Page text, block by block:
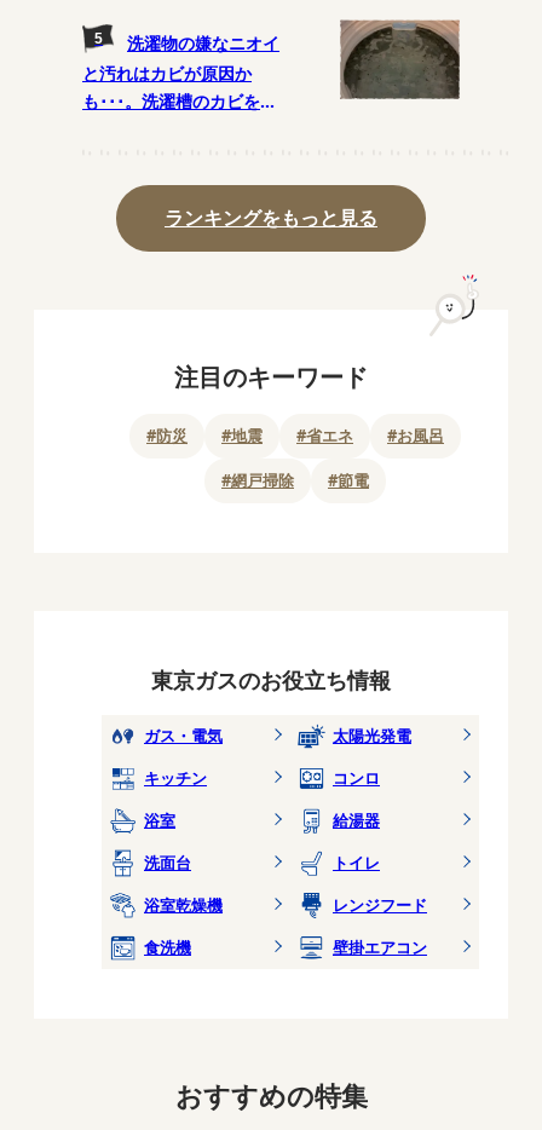
洗濯物の嫌なニオイ
と汚れはカビが原因か
も･･･。洗濯槽のカビを予
ランキングをもっと見る
注目のキーワード
#防災 #地震 #省エネ #お風呂
#網戸掃除 #節電
東京ガスのお役立ち情報
ガス・電気
太陽光発電
キッチン
コンロ
浴室
給湯器
洗面台
トイレ
浴室乾燥機
レンジフード
食洗機
壁掛エアコン
おすすめの特集